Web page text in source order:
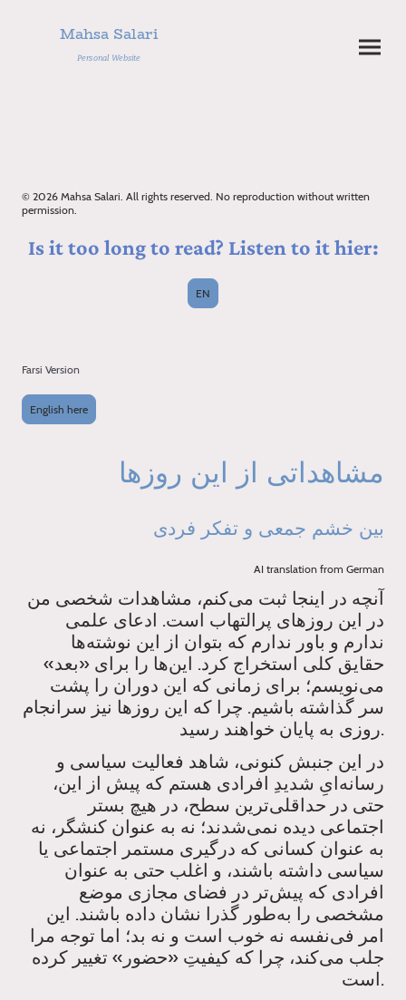
Mahsa Salari
Personal Website
© 2026 Mahsa Salari. All rights reserved. No reproduction without written
permission.
Is it too long to read? Listen to it hier:
EN
Farsi Version
English here
مشاهداتی از این روزها
بین خشم جمعی و تفکر فردی
AI translation from German
آنچه در اینجا ثبت می‌کنم، مشاهدات شخصی من
در این روزهای پرالتهاب است. ادعای علمی
ندارم و باور ندارم که بتوان از این نوشته‌ها
حقایق کلی استخراج کرد. این‌ها را برای «بعد»
می‌نویسم؛ برای زمانی که این دوران را پشت
سر گذاشته باشیم. چرا که این روزها نیز سرانجام
روزی به پایان خواهند رسید.
در این جنبش کنونی، شاهد فعالیت سیاسی و
رسانه‌ایِ شدیدِ افرادی هستم که پیش از این،
حتی در حداقلی‌ترین سطح، در هیچ بستر
اجتماعی دیده نمی‌شدند؛ نه به عنوان کنشگر، نه
به عنوان کسانی که درگیری مستمر اجتماعی یا
سیاسی داشته باشند، و اغلب حتی به عنوان
افرادی که پیش‌تر در فضای مجازی موضع
مشخصی را به‌طور گذرا نشان داده باشند. این
امر فی‌نفسه نه خوب است و نه بد؛ اما توجه مرا
جلب می‌کند، چرا که کیفیتِ «حضور» تغییر کرده
است.